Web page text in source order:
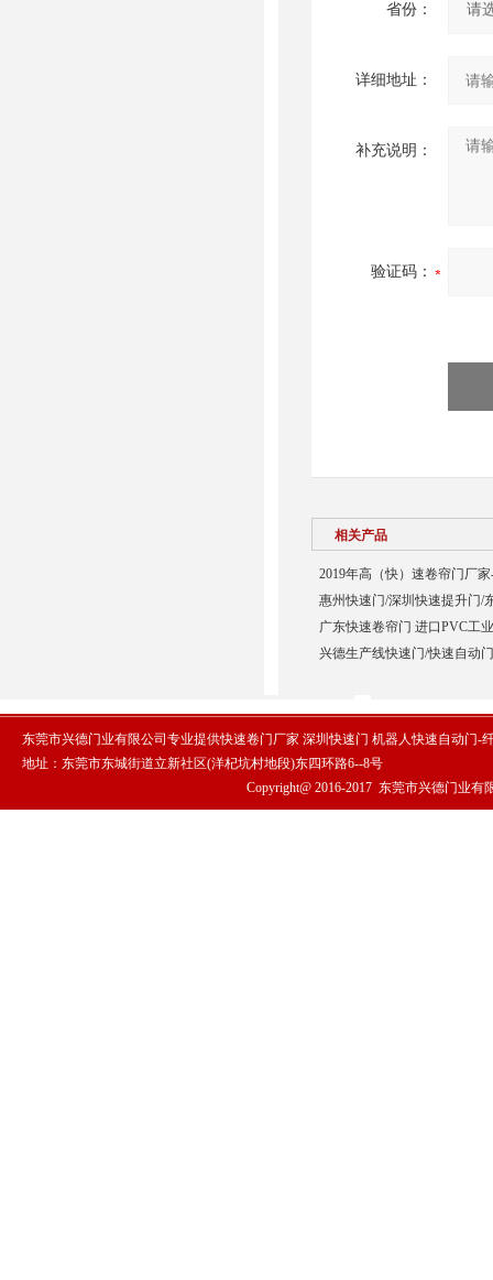
省份：
详细地址：
补充说明：
验证码：
相关产品
2019年高（快）速卷帘门厂
惠州快速门/深圳快速提升门/
广东快速卷帘门 进口PVC工
兴德生产线快速门/快速自动
东莞市兴德门业有限公司专业提供快速卷门厂家 深圳快速门 机器人快速自动门-
地址：东莞市东城街道立新社区(洋杞坑村地段)东四环路6--8号
Copyright@ 2016-2017 东莞市兴德门业有